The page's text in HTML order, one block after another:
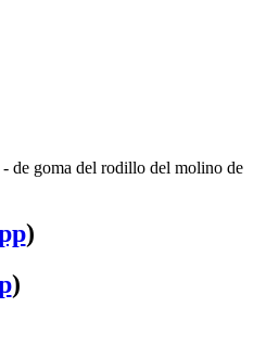
de goma del rodillo del molino de
)
)